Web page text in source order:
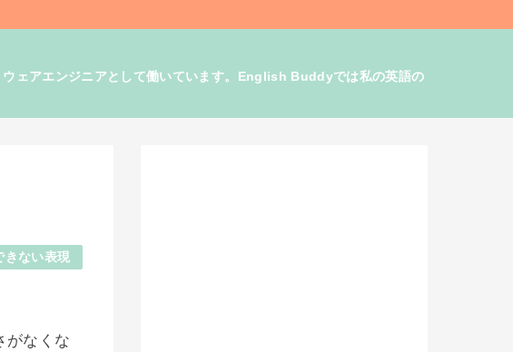
ェアエンジニアとして働いています。English Buddyでは私の英語の
きない表現
がなくな